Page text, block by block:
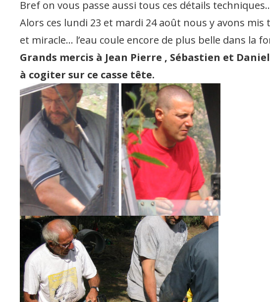
Bref on vous passe aussi tous ces détails
Alors ces lundi 23 et mardi 24 août nous y avons
et miracle… l’eau coule encore de plus belle dans la
Grands mercis à Jean Pierre , Sébastien et
à cogiter sur ce casse tête.